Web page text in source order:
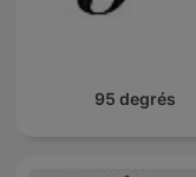
95 degrés